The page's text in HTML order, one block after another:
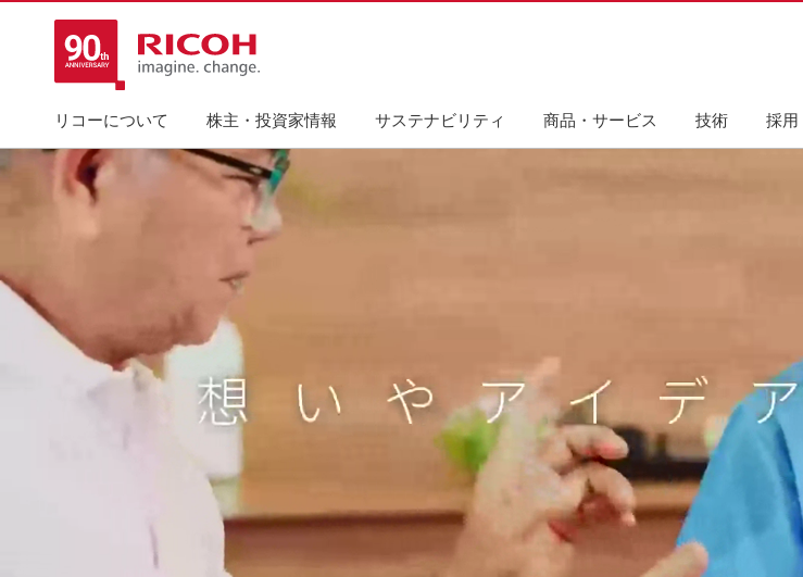
リコーについて 株主・投資家情報 サステナビリティ 商品・サービス 技術 採用